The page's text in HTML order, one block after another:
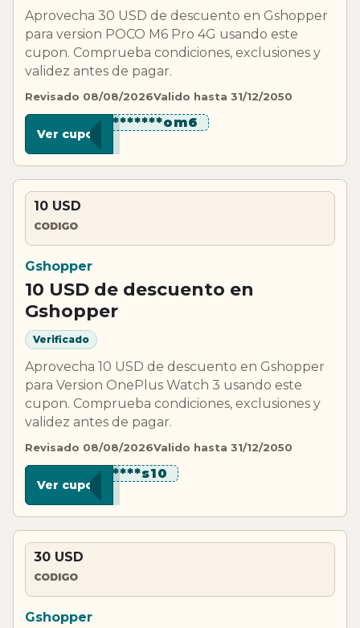
Aprovecha 30 USD de descuento en Gshopper
para version POCO M6 Pro 4G usando este
cupon. Comprueba condiciones, exclusiones y
validez antes de pagar.
Revisado 08/08/2026Valido hasta 31/12/2050
***********om6
Ver cupon
10 USD
CODIGO
Gshopper
10 USD de descuento en
Gshopper
Verificado
Aprovecha 10 USD de descuento en Gshopper
para Version OnePlus Watch 3 usando este
cupon. Comprueba condiciones, exclusiones y
validez antes de pagar.
Revisado 08/08/2026Valido hasta 31/12/2050
********s10
Ver cupon
30 USD
CODIGO
Gshopper